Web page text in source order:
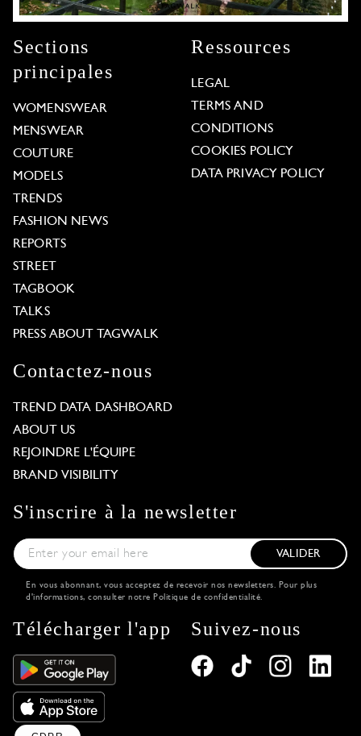
Sections
principales
WOMENSWEAR
MENSWEAR
COUTURE
MODELS
TRENDS
FASHION NEWS
REPORTS
STREET
TAGBOOK
TALKS
PRESS ABOUT TAGWALK
Ressources
LEGAL
TERMS AND
CONDITIONS
COOKIES POLICY
DATA PRIVACY POLICY
Contactez-nous
TREND DATA DASHBOARD
ABOUT US
REJOINDRE L'ÉQUIPE
BRAND VISIBILITY
S'inscrire à la newsletter
VALIDER
En vous abonnant, vous acceptez de recevoir nos newsletters. Pour plus
d'informations, consulter notre Politique de confidentialité.
Télécharger l'app Suivez-nous